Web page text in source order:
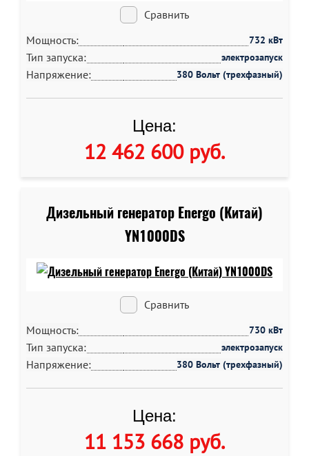
Сравнить
Мощность:
732 кВт
Тип запуска: электрозапуск
Напряжение: 380 Вольт (трехфазный)
Цена:
12 462 600 руб.
Дизельный генератор Energo (Китай)
YN1000DS
Сравнить
Мощность:
730 кВт
Тип запуска: электрозапуск
Напряжение: 380 Вольт (трехфазный)
Цена:
11 153 668 руб.